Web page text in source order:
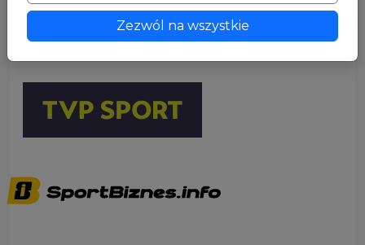
PARTNER MEDIALNYZezwól na wszystkie